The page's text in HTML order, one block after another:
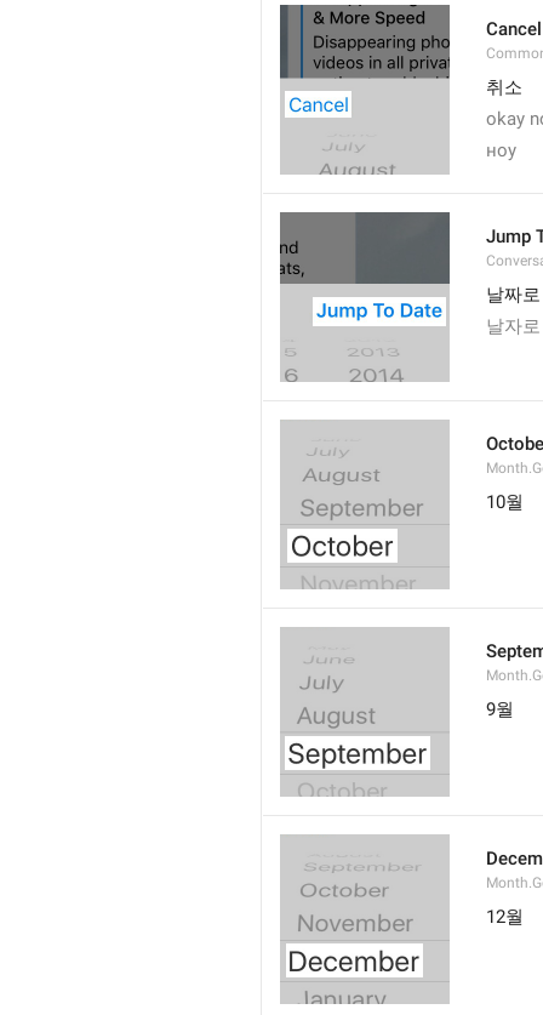
Cancel
취소
okay
ноу
Jump
날짜
날자
10월
9월
12월